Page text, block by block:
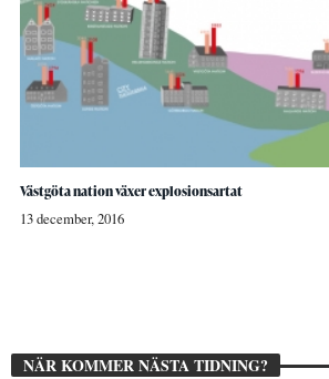
Västgöta nation växer explosionsartat
13 december, 2016
NÄR KOMMER NÄSTA TIDNING?